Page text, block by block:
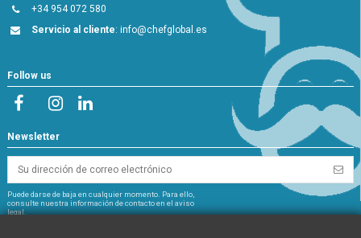
+34 954 072 580
Servicio al cliente:info@chefglobal.es
Follow us
Newsletter
Puede darse de baja en cualquier momento. Para ello,
consulte nuestra información de contacto en el aviso
legal.